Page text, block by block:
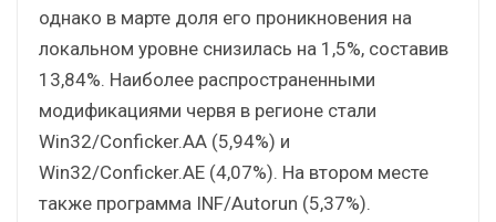
однако в марте доля его проникновения на
локальном уровне снизилась на 1,5%, составив
13,84%. Наиболее распространенными
модификациями червя в регионе стали
Win32/Conficker.AA (5,94%) и
Win32/Conficker.AE (4,07%). На втором месте
также программа INF/Autorun (5,37%).